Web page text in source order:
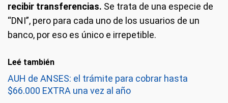
recibir transferencias. Se trata de una especie de
“DNI”, pero para cada uno de los usuarios de un
banco, por eso es único e irrepetible.
Leé también
AUH de ANSES: el trámite para cobrar hasta
$66.000 EXTRA una vez al año